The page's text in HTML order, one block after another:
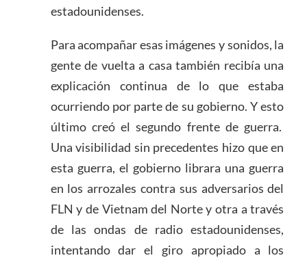
estadounidenses.
Para acompañar esas imágenes y sonidos, la
gente de vuelta a casa también recibía una
explicación continua de lo que estaba
ocurriendo por parte de su gobierno. Y esto
último creó el segundo frente de guerra.
Una visibilidad sin precedentes hizo que en
esta guerra, el gobierno librara una guerra
en los arrozales contra sus adversarios del
FLN y de Vietnam del Norte y otra a través
de las ondas de radio estadounidenses,
intentando dar el giro apropiado a los